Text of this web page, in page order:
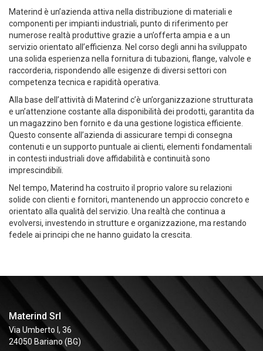
Materind è un’azienda attiva nella distribuzione di materiali e
componenti per impianti industriali, punto di riferimento per
numerose realtà produttive grazie a un’offerta ampia e a un
servizio orientato all’efficienza. Nel corso degli anni ha sviluppato
una solida esperienza nella fornitura di tubazioni, flange, valvole e
raccorderia, rispondendo alle esigenze di diversi settori con
competenza tecnica e rapidità operativa.
Alla base dell’attività di Materind c’è un’organizzazione strutturata
e un’attenzione costante alla disponibilità dei prodotti, garantita da
un magazzino ben fornito e da una gestione logistica efficiente.
Questo consente all’azienda di assicurare tempi di consegna
contenuti e un supporto puntuale ai clienti, elementi fondamentali
in contesti industriali dove affidabilità e continuità sono
imprescindibili.
Nel tempo, Materind ha costruito il proprio valore su relazioni
solide con clienti e fornitori, mantenendo un approccio concreto e
orientato alla qualità del servizio. Una realtà che continua a
evolversi, investendo in strutture e organizzazione, ma restando
fedele ai principi che ne hanno guidato la crescita.
Materind Srl
Via Umberto I, 36
24050 Bariano (BG)